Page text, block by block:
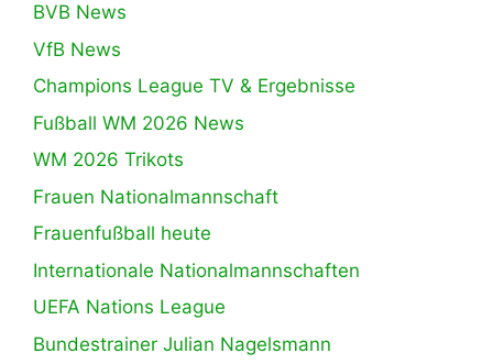
BVB News
VfB News
Champions League TV & Ergebnisse
Fußball WM 2026 News
WM 2026 Trikots
Frauen Nationalmannschaft
Frauenfußball heute
Internationale Nationalmannschaften
UEFA Nations League
Bundestrainer Julian Nagelsmann